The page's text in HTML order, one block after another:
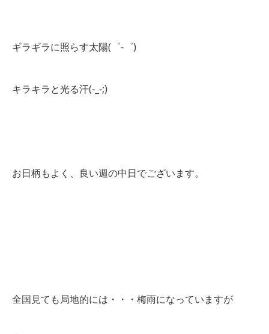
ギラギラに照らす太陽(゜-゜)
キラキラと光る汗(-_-;)
お日柄もよく、良い週の中日でございます。
全国見ても局地的には・・・梅雨になっていますが